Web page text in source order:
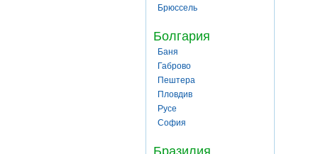
Брюссель
Болгария
Баня
Габрово
Пештера
Пловдив
Русе
София
Бразилия